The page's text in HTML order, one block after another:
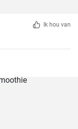
Ik hou van